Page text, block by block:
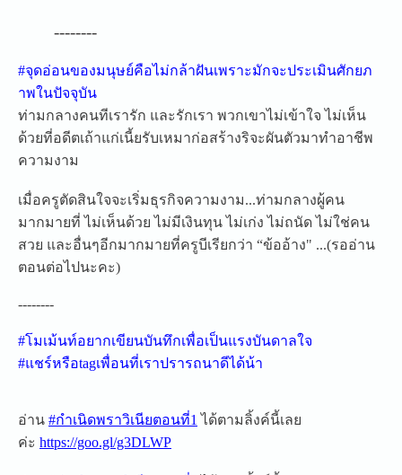
--------
#จุดอ่อนของมนุษย์คือไม่กล้าฝันเพราะมักจะประเมินศักยภ
าพในปัจจุบัน
ท่ามกลางคนทีเรารัก และรักเรา พวกเขาไม่เข้าใจ ไม่เห็น
ด้วยที่อดีตเถ้าแก่เนี้ยรับเหมาก่อสร้างริจะผันตัวมาทำอาชีพ
ความงาม
เมื่อครูตัดสินใจจะเริ่มธุรกิจความงาม...ท่ามกลางผู้คน
มากมายที่ ไม่เห็นด้วย ไม่มีเงินทุน ไม่เก่ง ไม่ถนัด ไม่ใช่คน
สวย และอื่นๆอีกมากมายที่ครูบีเรียกว่า “ข้ออ้าง" ...(รออ่าน
ตอนต่อไปนะคะ)
--------
#โมเม้นท์อยากเขียนบันทึกเพื่อเป็นแรงบันดาลใจ
#แชร์หรือtagเพื่อนที่เราปรารถนาดีได้น้า
อ่าน #กำเนิดพราวิเนียตอนที่1 ได้ตามลิ้งค์นี้เลย
ค่ะ https://goo.gl/g3DLWP